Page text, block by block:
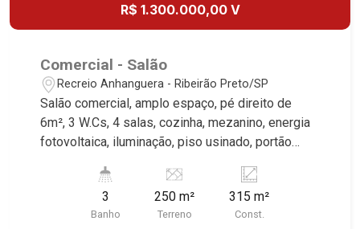
R$ 1.300.000,00 V
Comercial - Salão
Recreio Anhanguera - Ribeirão Preto/SP
Salão comercial, amplo espaço, pé direito de
6m², 3 W.Cs, 4 salas, cozinha, mezanino, energia
fotovoltaica, iluminação, piso usinado, portão
Rodovia Anhanguera. Martinelli Imobiliária,
referência no mercado imobiliário desde 2000!
Avenida João Fiúsa, 1051 - Alto da Boa Vista |
3
Banho
250 m²
Terreno
315 m²
Const.